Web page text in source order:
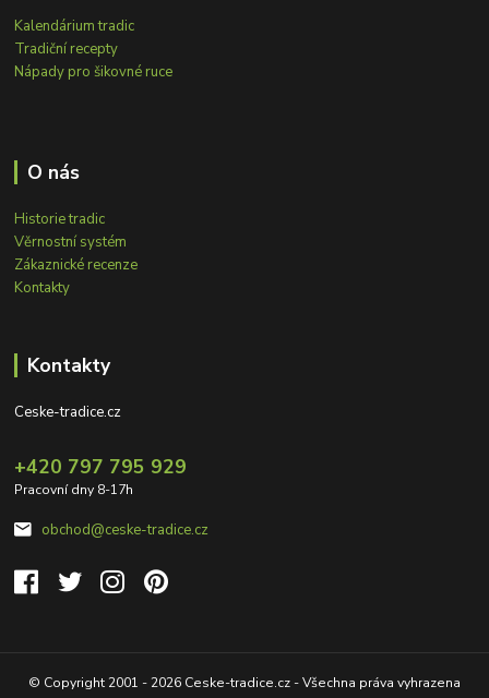
Kalendárium tradic
Tradiční recepty
Nápady pro šikovné ruce
O nás
Historie tradic
Věrnostní systém
Zákaznické recenze
Kontakty
Kontakty
Ceske-tradice.cz
+420 797 795 929
Pracovní dny 8-17h
obchod@ceske-tradice.cz
© Copyright 2001 - 2026 Ceske-tradice.cz - Všechna práva vyhrazena